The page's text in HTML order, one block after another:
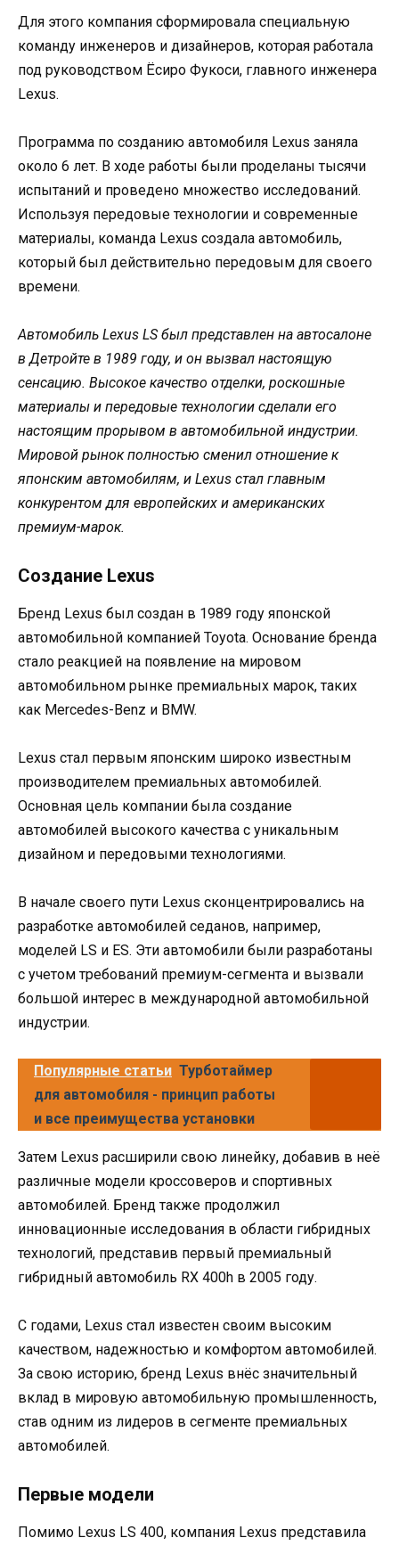
Для этого компания сформировала специальную
команду инженеров и дизайнеров, которая работала
под руководством Ёсиро Фукоси, главного инженера
Lexus.
Программа по созданию автомобиля Lexus заняла
около 6 лет. В ходе работы были проделаны тысячи
испытаний и проведено множество исследований.
Используя передовые технологии и современные
материалы, команда Lexus создала автомобиль,
который был действительно передовым для своего
времени.
Автомобиль Lexus LS был представлен на автосалоне
в Детройте в 1989 году, и он вызвал настоящую
сенсацию. Высокое качество отделки, роскошные
материалы и передовые технологии сделали его
настоящим прорывом в автомобильной индустрии.
Мировой рынок полностью сменил отношение к
японским автомобилям, и Lexus стал главным
конкурентом для европейских и американских
премиум-марок.
Создание Lexus
Бренд Lexus был создан в 1989 году японской
автомобильной компанией Toyota. Основание бренда
стало реакцией на появление на мировом
автомобильном рынке премиальных марок, таких
как Mercedes-Benz и BMW.
Lexus стал первым японским широко известным
производителем премиальных автомобилей.
Основная цель компании была создание
автомобилей высокого качества с уникальным
дизайном и передовыми технологиями.
В начале своего пути Lexus сконцентрировались на
разработке автомобилей седанов, например,
моделей LS и ES. Эти автомобили были разработаны
с учетом требований премиум-сегмента и вызвали
большой интерес в международной автомобильной
индустрии.
Популярные статьи Турботаймер
для автомобиля - принцип работы
и все преимущества установки
Затем Lexus расширили свою линейку, добавив в неё
различные модели кроссоверов и спортивных
автомобилей. Бренд также продолжил
инновационные исследования в области гибридных
технологий, представив первый премиальный
гибридный автомобиль RX 400h в 2005 году.
С годами, Lexus стал известен своим высоким
качеством, надежностью и комфортом автомобилей.
За свою историю, бренд Lexus внёс значительный
вклад в мировую автомобильную промышленность,
став одним из лидеров в сегменте премиальных
автомобилей.
Первые модели
Помимо Lexus LS 400, компания Lexus представила